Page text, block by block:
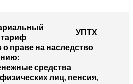
тариф
УПТХ
праве на наследство
средства
лиц, пенсия,